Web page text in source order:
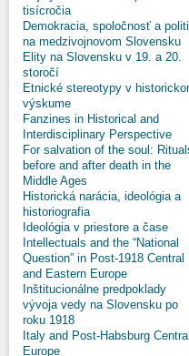
tisícročia
Demokracia, spoločnosť a
na medzivojnovom Slovensku
Elity na Slovensku v 19. a 20.
storočí
Etnické stereotypy v
výskume
Fanzines in Historical and
Interdisciplinary Perspective
For salvation of the soul:
before and after death in the
Middle Ages
Historická narácia, ideológia a
historiografia
Ideológia v priestore a čase
Intellectuals and the “National
Question” in Post-1918 Central
and Eastern Europe
Inštitucionálne predpoklady
vývoja vedy na Slovensku po
roku 1918
Italy and Post-Habsburg Central
Europe